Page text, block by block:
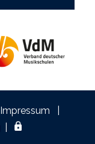
Impressum